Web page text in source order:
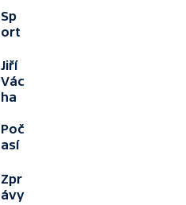
Sp
ort
Jiří
Vác
ha
Poč
así
Zpr
ávy